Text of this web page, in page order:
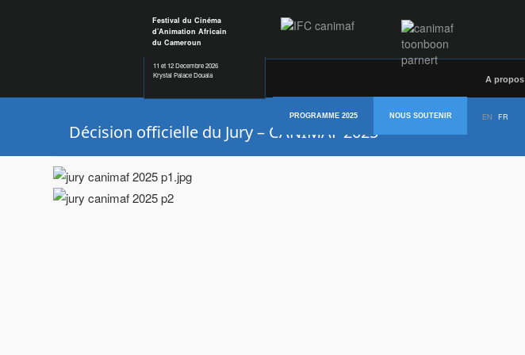
Festival du Cinéma
d’Animation Africain
du Cameroun
11 et 12 Decembre 2026
Krystal Palace Douala
A propos
PROGRAMME 2025 NOUS SOUTENIR EN FR
Décision officielle du Jury – CANIMAF 2025